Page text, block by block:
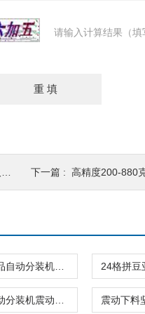
请输入计算结果（
下一篇 : 高精度200-880克